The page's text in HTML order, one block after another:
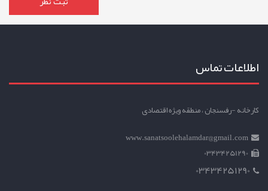
اطلاعات تماس
کارخانه -رفسنجان ، منطقه ویژه اقتصادی
www.sanatsoolehalamdar@gmail.com
03434251290
03434251290